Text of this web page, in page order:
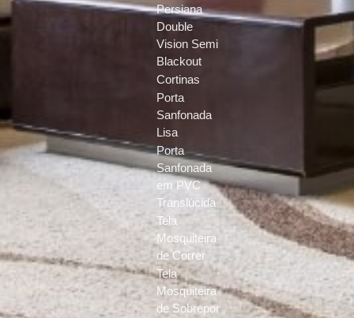
Persiana
Double
Vision Semi
Blackout
Cortinas
Porta
Sanfonada
Lisa
Porta
Sanfonada
em PVC
Translúcida
Tela
Mosquiteira
de Correr
Tela
Mosquiteira
de Sobrepor